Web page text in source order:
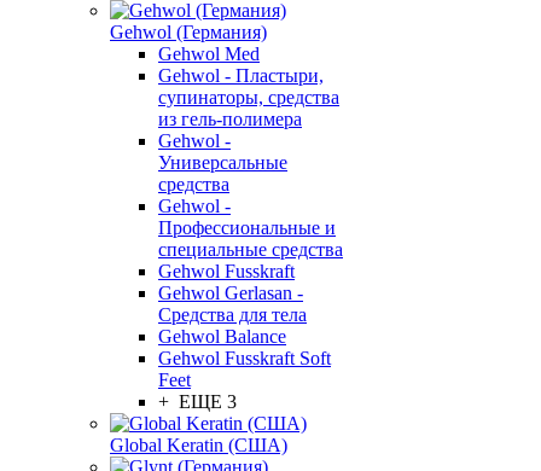
Gehwol (Германия)
Gehwol Med
Gehwol - Пластыри,
супинаторы, средства
из гель-полимера
Gehwol -
Универсальные
средства
Gehwol -
Профессиональные и
специальные средства
Gehwol Fusskraft
Gehwol Gerlasan -
Средства для тела
Gehwol Balance
Gehwol Fusskraft Soft
Feet
+ ЕЩЕ 3
Global Keratin (США)